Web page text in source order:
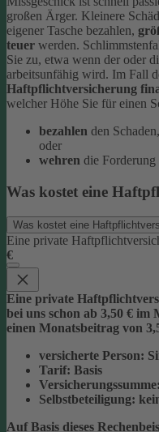
großen Ärger. Kleinere
eigener Tasche bezahlen,
teuer werden.
Sie zu, etwa wenn der oder
arbeitsunfähig wird. Im Fall
Haftpflichtversicherung
welcher Höhe Sie für einen
bezahlen den
oder
wehren die
Was kostet eine
Was kostet eine
Eine private
€
Eine private
bei uns schon ab 3,50 € im
einen Monatsbeitrag von
versicherte Person:
Tarif: Basis
Versicherungssumme:
Selbstbeteiligung:
Auf Basis dieses